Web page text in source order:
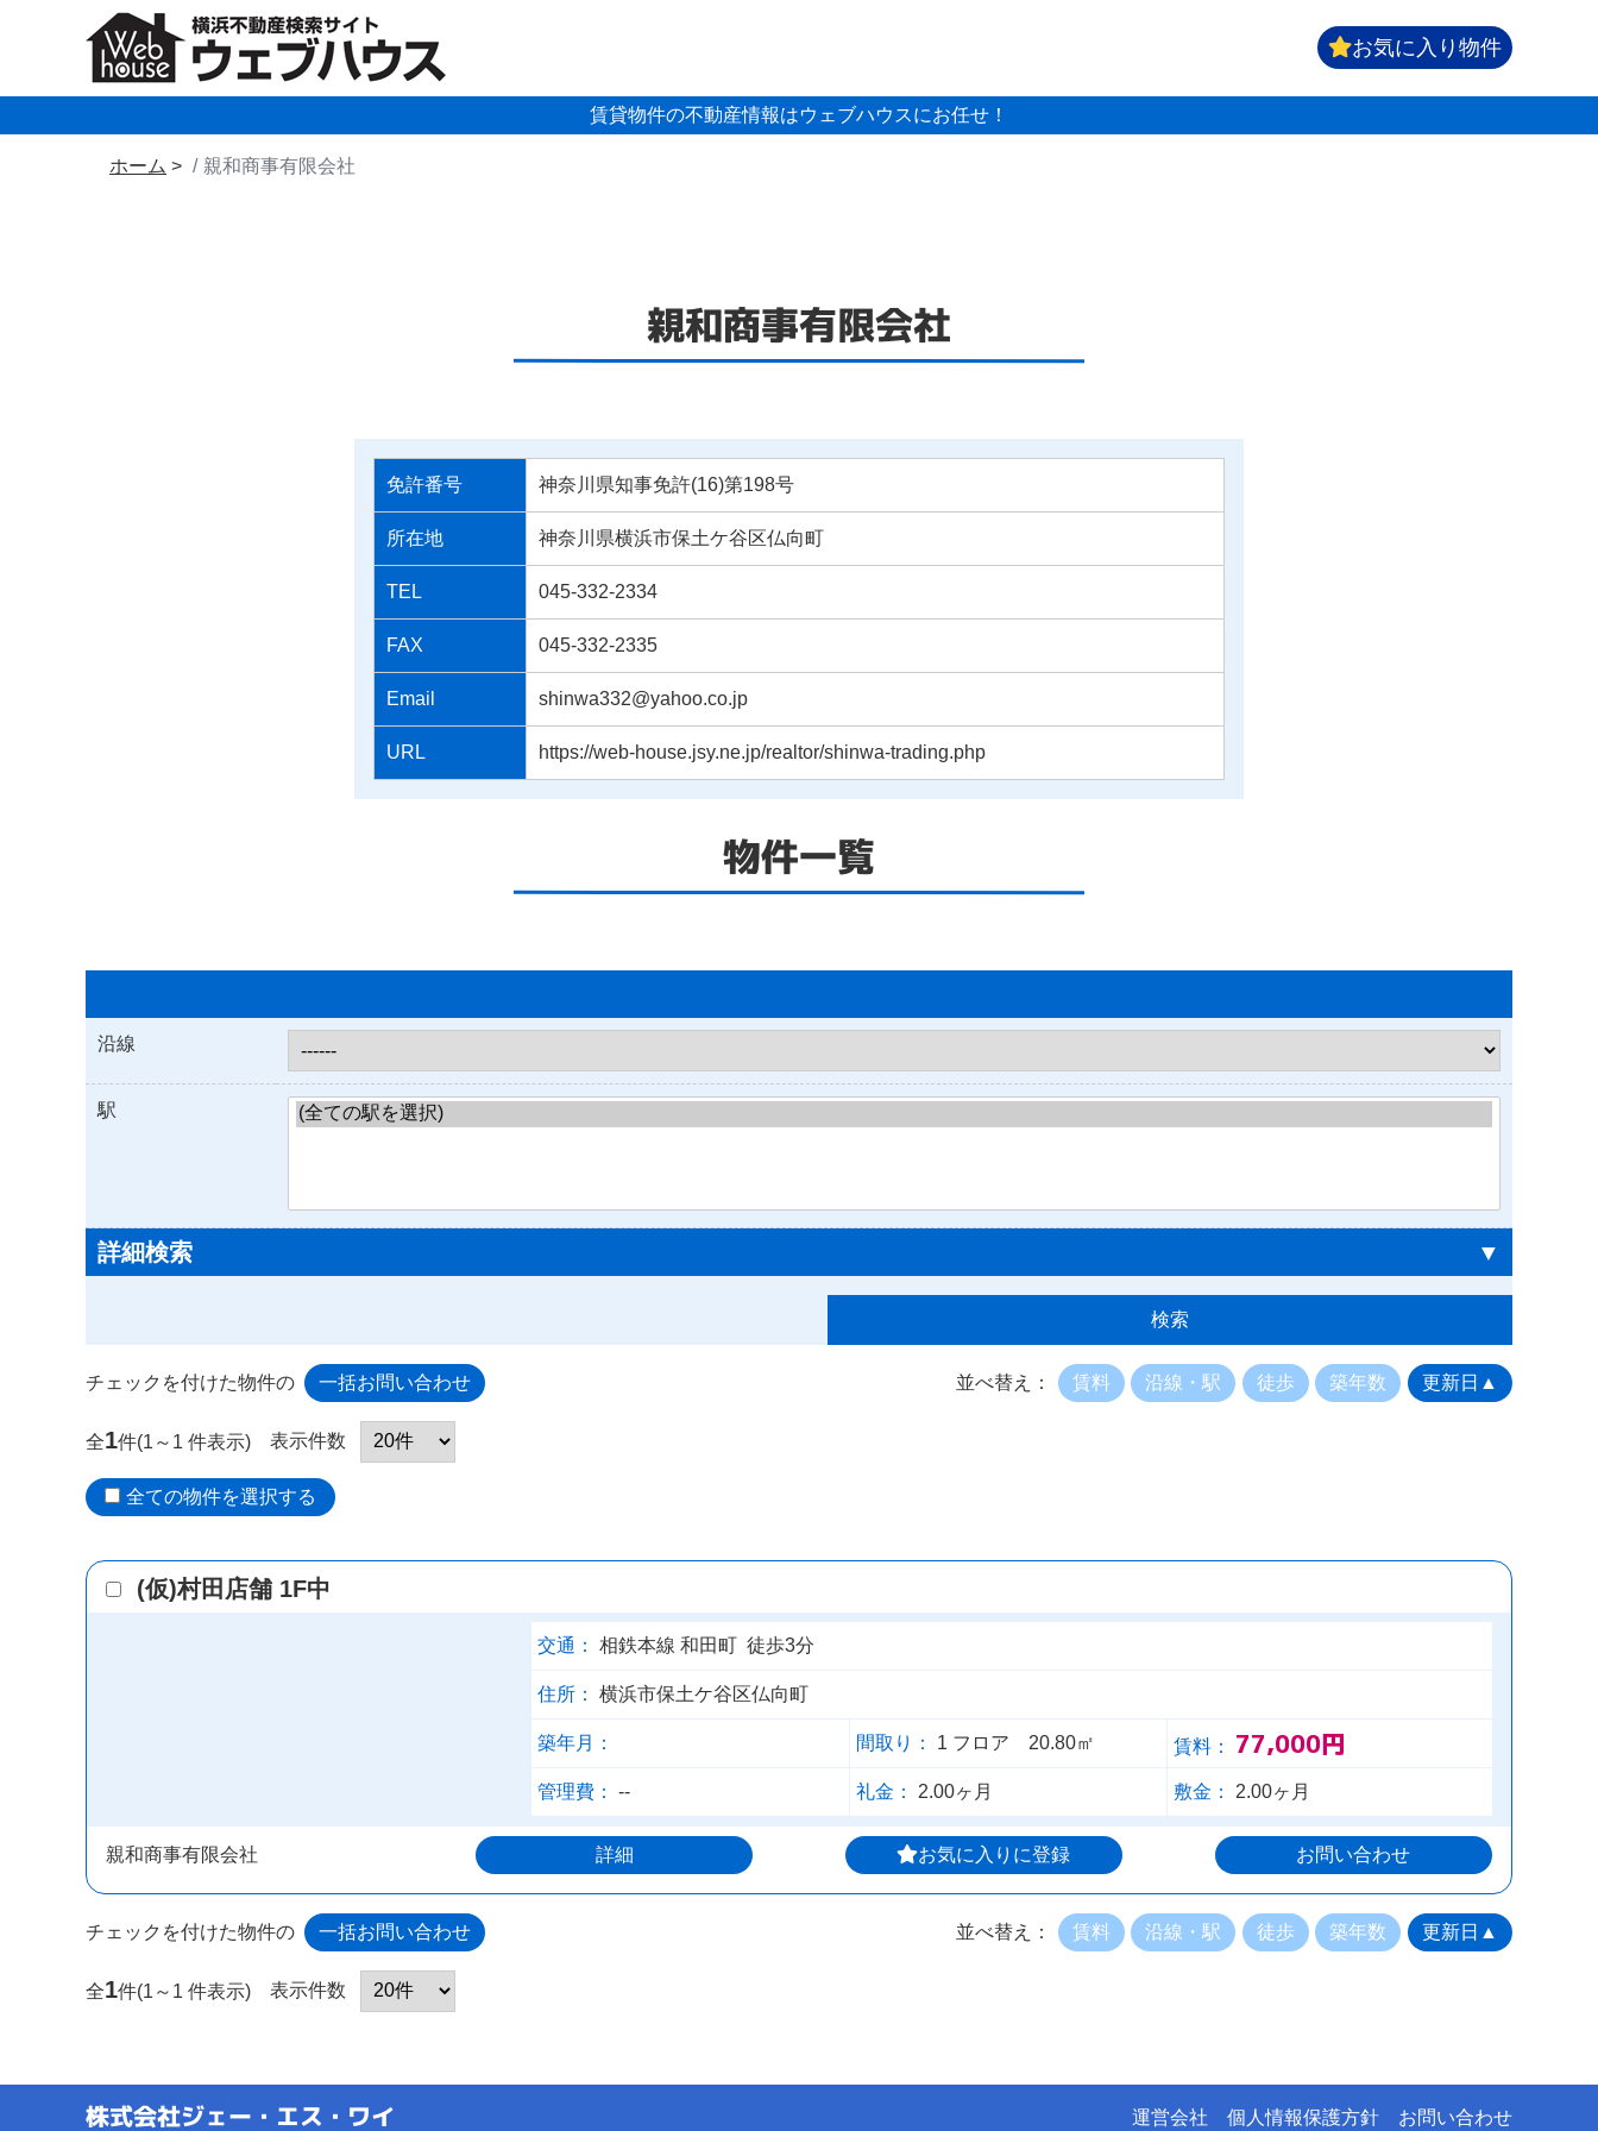
お気に入り物件
賃貸物件の不動産情報はウェブハウスにお任せ！
ホーム 親和商事有限会社
親和商事有限会社
免許番号 神奈川県知事免許(16)第198号
所在地 神奈川県横浜市保土ケ谷区仏向町
TEL 045-332-2334
FAX 045-332-2335
Email shinwa332@yahoo.co.jp
URL https://web-house.jsy.ne.jp/realtor/shinwa-trading.php
物件一覧
沿線
駅
詳細検索 ▼
チェックを付けた物件の 並べ替え： 賃料 沿線・駅 徒歩 築年数 更新日▲
全1件(1～1 件表示) 表示件数
全ての物件を選択する
(仮)村田店舗 1F中
交通： 相鉄本線 和田町 徒歩3分
住所： 横浜市保土ケ谷区仏向町
築年月： 間取り： 1 フロア 20.80㎡ 賃料： 77,000円
管理費： -- 礼金： 2.00ヶ月 敷金： 2.00ヶ月
親和商事有限会社 詳細 お気に入りに登録 お問い合わせ
チェックを付けた物件の 並べ替え： 賃料 沿線・駅 徒歩 築年数 更新日▲
全1件(1～1 件表示) 表示件数
運営会社 個人情報保護方針 お問い合わせ
株式会社ジェー・エス・ワイ